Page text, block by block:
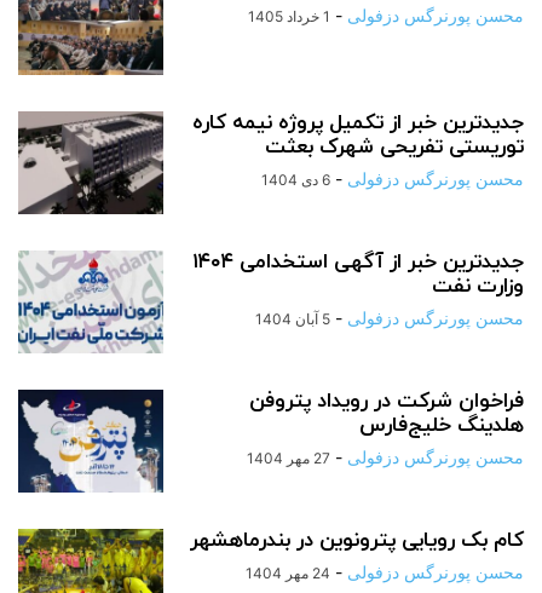
محسن پورنرگس دزفولی - 1 خرداد 1405
جدیدترین خبر از تکمیل پروژه نیمه کاره
توریستی تفریحی شهرک بعثت
محسن پورنرگس دزفولی - 6 دی 1404
جدیدترین خبر از آگهی استخدامی ۱۴۰۴
وزارت نفت
محسن پورنرگس دزفولی - 5 آبان 1404
فراخوان شرکت در رویداد پتروفن
هلدینگ خلیج‌فارس
محسن پورنرگس دزفولی - 27 مهر 1404
کام بک رویایی پترونوین در بندرماهشهر
محسن پورنرگس دزفولی - 24 مهر 1404